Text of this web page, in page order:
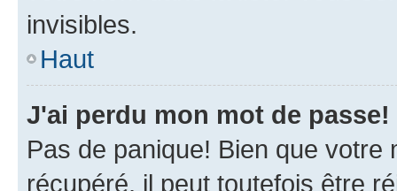
invisibles.
Haut
J'ai perdu mon mot de passe!
Pas de panique! Bien que
récupéré, il peut toutefois être